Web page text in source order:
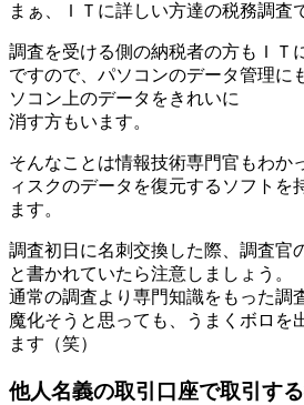
まぁ、ＩＴに詳しい方達の税務調査
調査を受ける側の納税者の方もＩＴ
ですので、パソコンのデータ管理に
ソコン上のデータをきれいに
消す方もいます。
そんなことは情報技術専門官もわか
ィスクのデータを復元するソフトを
ます。
調査初日に名刺交換した際、調査官
と書かれていたら注意しましょう。
通常の調査より専門知識をもった調
魔化そうと思っても、うまくボロを
ます（笑）
他人名義の取引口座で取引す